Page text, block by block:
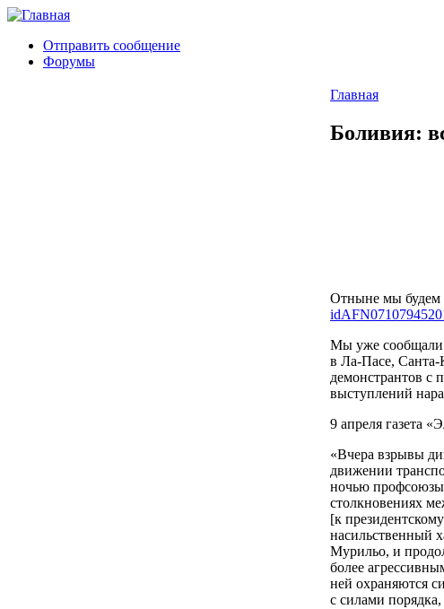
Отправить сообщение
Форумы
Главная
Боливия:
Отныне мы будем
Мы уже сообщали
в Ла-Пасе, Санта-
демонстрантов с
выступлений
9 апреля газета
«Вчера взрывы
движении
ночью профсоюзы
столкновениях
[к
насильственный
Мурильо, и
более
ней охраняются
с силами